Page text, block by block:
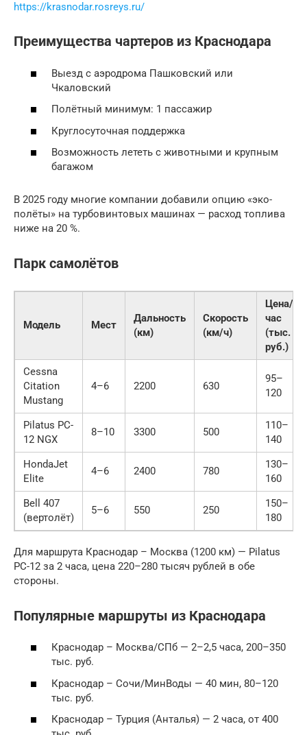
https://krasnodar.rosreys.ru/
Преимущества чартеров из Краснодара
Выезд с аэродрома Пашковский или
Чкаловский
Полётный минимум: 1 пассажир
Круглосуточная поддержка
Возможность лететь с животными и крупным
багажом
В 2025 году многие компании добавили опцию «эко-
полёты» на турбовинтовых машинах — расход топлива
ниже на 20 %.
Парк самолётов
Модель Мест
Дальность
(км)
Скорость
(км/ч)
Цена/
час
(тыс.
руб.)
Cessna
Citation
Mustang
4–6 2200 630
95–
120
Pilatus PC-
12 NGX
8–10 3300 500
110–
140
HondaJet
Elite
4–6 2400 780
130–
160
Bell 407
(вертолёт)
5–6 550 250
150–
180
Для маршрута Краснодар – Москва (1200 км) — Pilatus
PC-12 за 2 часа, цена 220–280 тысяч рублей в обе
стороны.
Популярные маршруты из Краснодара
Краснодар – Москва/СПб — 2–2,5 часа, 200–350
тыс. руб.
Краснодар – Сочи/МинВоды — 40 мин, 80–120
тыс. руб.
Краснодар – Турция (Анталья) — 2 часа, от 400